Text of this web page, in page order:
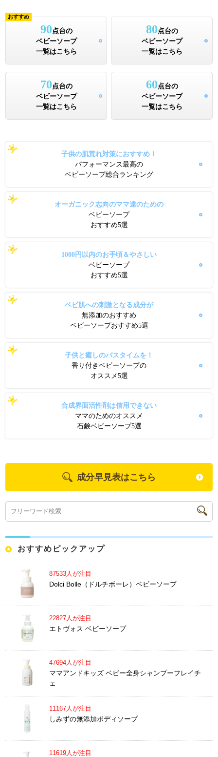
おすすめ
90 点台の
ベビーソープ
一覧はこちら
80 点台の
ベビーソープ
一覧はこちら
70 点台の
ベビーソープ
一覧はこちら
60 点台の
ベビーソープ
一覧はこちら
子供の肌荒れ対策におすすめ！
パフォーマンス最高の
ベビーソープ総合ランキング
オーガニック志向のママ達のための
ベビーソープ
おすすめ5選
1000円以内のお手頃＆やさしい
ベビーソープ
おすすめ5選
ベビ肌への刺激となる成分が
無添加のおすすめ
ベビーソープおすすめ5選
子供と癒しのバスタイムを！
香り付きベビーソープの
オススメ5選
合成界面活性剤は信用できない
ママのためのオススメ
石鹸ベビーソープ5選
成分早見表はこちら
おすすめピックアップ
87533人が注目
Dolci Bolle（ドルチボーレ）ベビーソープ
22827人が注目
エトヴォス ベビーソープ
47694人が注目
ママアンドキッズ ベビー全身シャンプーフレイチ
ェ
11167人が注目
しみずの無添加ボディソープ
11619人が注目